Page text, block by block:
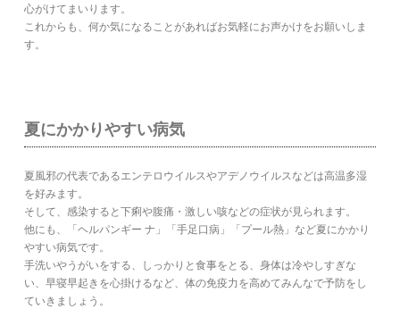
心がけてまいります。
これからも、何か気になることがあればお気軽にお声かけをお願いしま
す。
夏にかかりやすい病気
夏風邪の代表であるエンテロウイルスやアデノウイルスなどは高温多湿
を好みます。
そして、感染すると下痢や腹痛・激しい咳などの症状が見られます。
他にも、「ヘルパンギー ナ」「手足口病」「プール熱」など夏にかかり
やすい病気です。
手洗いやうがいをする、しっかりと食事をとる、身体は冷やしすぎな
い、早寝早起きを心掛けるなど、体の免疫力を高めてみんなで予防をし
ていきましょう。